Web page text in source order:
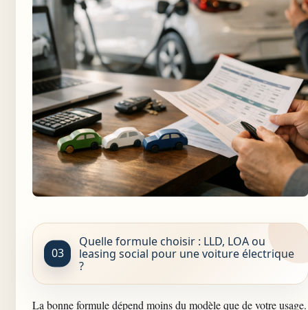
Quelle formule choisir : LLD, LOA ou
leasing social pour une voiture électrique
?
La bonne formule dépend moins du modèle que de votre usage.